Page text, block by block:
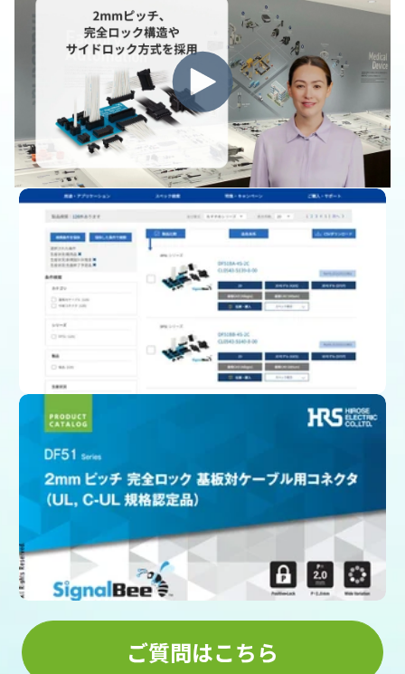
製品一覧ページ
(スペック、図面、3D CAD)
カタログをダウンロード